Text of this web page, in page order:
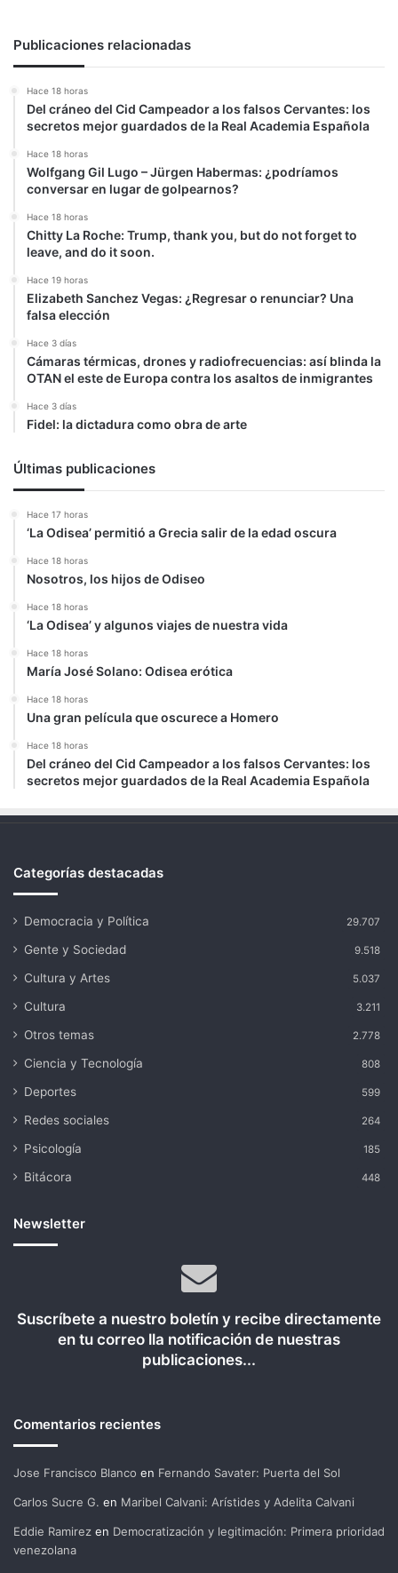
Publicaciones relacionadas
Hace 18 horas
Del cráneo del Cid Campeador a los falsos Cervantes: los
secretos mejor guardados de la Real Academia Española
Hace 18 horas
Wolfgang Gil Lugo – Jürgen Habermas: ¿podríamos
conversar en lugar de golpearnos?
Hace 18 horas
Chitty La Roche: Trump, thank you, but do not forget to
leave, and do it soon.
Hace 19 horas
Elizabeth Sanchez Vegas: ¿Regresar o renunciar? Una
falsa elección
Hace 3 días
Cámaras térmicas, drones y radiofrecuencias: así blinda la
OTAN el este de Europa contra los asaltos de inmigrantes
Hace 3 días
Fidel: la dictadura como obra de arte
Últimas publicaciones
Hace 17 horas
‘La Odisea’ permitió a Grecia salir de la edad oscura
Hace 18 horas
Nosotros, los hijos de Odiseo
Hace 18 horas
‘La Odisea’ y algunos viajes de nuestra vida
Hace 18 horas
María José Solano: Odisea erótica
Hace 18 horas
Una gran película que oscurece a Homero
Hace 18 horas
Del cráneo del Cid Campeador a los falsos Cervantes: los
secretos mejor guardados de la Real Academia Española
Categorías destacadas
Democracia y Política 29.707
Gente y Sociedad 9.518
Cultura y Artes 5.037
Cultura 3.211
Otros temas 2.778
Ciencia y Tecnología 808
Deportes 599
Redes sociales 264
Psicología 185
Bitácora 448
Newsletter
Suscríbete a nuestro boletín y recibe directamente
en tu correo lla notificación de nuestras
publicaciones...
Comentarios recientes
Jose Francisco Blanco en Fernando Savater: Puerta del Sol
Carlos Sucre G. en Maribel Calvani: Arístides y Adelita Calvani
Eddie Ramirez en Democratización y legitimación: Primera prioridad
venezolana